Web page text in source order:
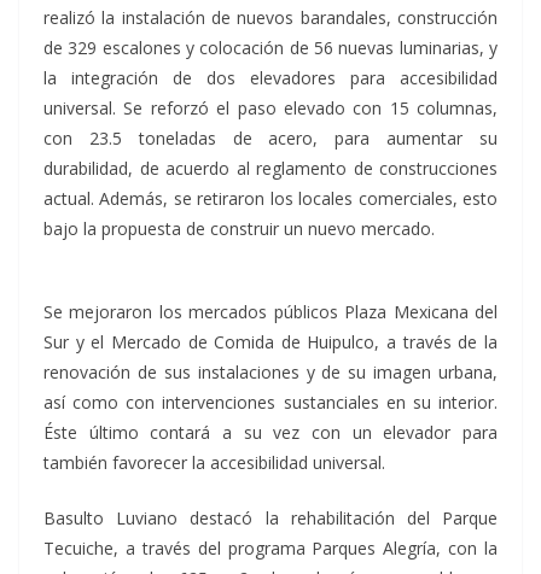
realizó la instalación de nuevos barandales, construcción
de 329 escalones y colocación de 56 nuevas luminarias, y
la integración de dos elevadores para accesibilidad
universal. Se reforzó el paso elevado con 15 columnas,
con 23.5 toneladas de acero, para aumentar su
durabilidad, de acuerdo al reglamento de construcciones
actual. Además, se retiraron los locales comerciales, esto
bajo la propuesta de construir un nuevo mercado.
Se mejoraron los mercados públicos Plaza Mexicana del
Sur y el Mercado de Comida de Huipulco, a través de la
renovación de sus instalaciones y de su imagen urbana,
así como con intervenciones sustanciales en su interior.
Éste último contará a su vez con un elevador para
también favorecer la accesibilidad universal.
Basulto Luviano destacó la rehabilitación del Parque
Tecuiche, a través del programa Parques Alegría, con la